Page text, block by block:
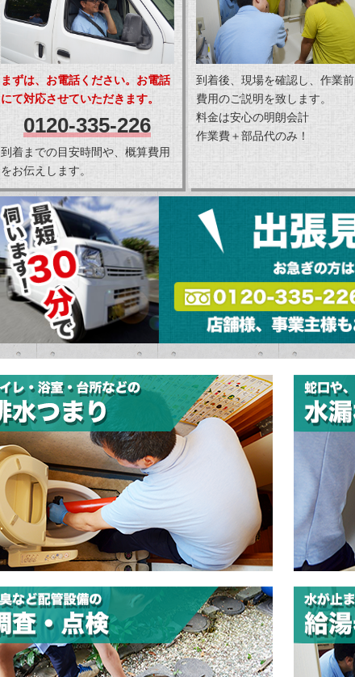
まずは、お電話ください。お電話
にて対応させていただきます。
0120-335-226
到着までの目安時間や、概算費用
をお伝えします。
到着後、現場を確認し、作業前
費用のご説明を致します。
料金は安心の明朗会計
作業費＋部品代のみ！